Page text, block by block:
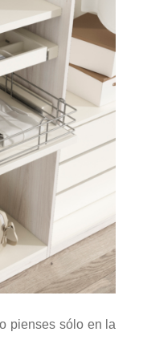
pienses sólo en la